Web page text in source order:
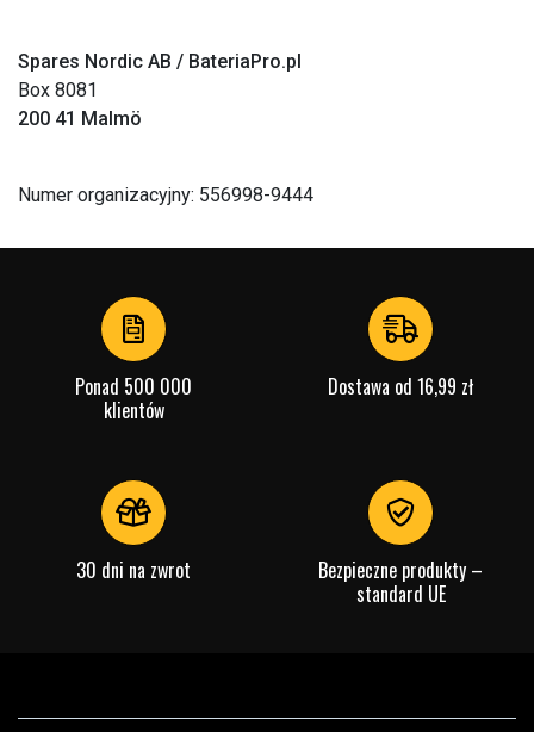
Spares Nordic AB / BateriaPro.pl
Box 8081
200 41 Malmö
Numer organizacyjny: 556998-9444
Ponad 500 000
klientów
Dostawa od 16,99 zł
30 dni na zwrot
Bezpieczne produkty –
standard UE